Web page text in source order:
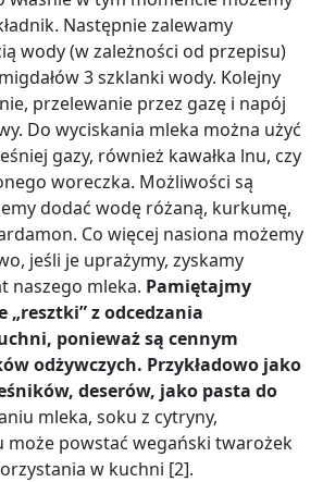
Następnie zalewamy
wody (w zależności od przepisu)
3 szklanki wody. Kolejny
przelewanie przez gazę i napój
Do wyciskania mleka można użyć
gazy, również kawałka lnu, czy
woreczka. Możliwości są
dodać wodę różaną, kurkumę,
Co więcej nasiona możemy
jeśli je uprażymy, zyskamy
naszego mleka. Pamiętajmy
„resztki” z odcedzania
ponieważ są cennym
odżywczych. Przykładowo jako
deserów, jako pasta do
mleka, soku z cytryny,
powstać wegański twarożek
w kuchni [2].